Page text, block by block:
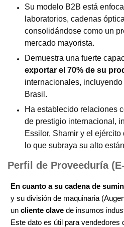
Su modelo B2B está
laboratorios, cadenas
consolidándose como un
mercado mayorista.
Demuestra una fuerte
exportar el 70% de su
internacionales,
Brasil.
Ha establecido relaciones
de prestigio internacional,
Essilor, Shamir y el
lo que subraya su alto
Perfil de Proveeduría
En cuanto a su cadena de
y su división de maquinaria
un cliente clave de insumos
Este dato es útil para vendedores